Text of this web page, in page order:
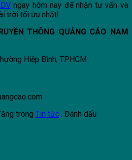
ngay hôm nay để nhận tư vấn và
trời tối ưu nhất!
THÔNG QUẢNG CÁO NAM
Hiệp Bình; TP.HCM
trong Tin tức . Đánh dấu